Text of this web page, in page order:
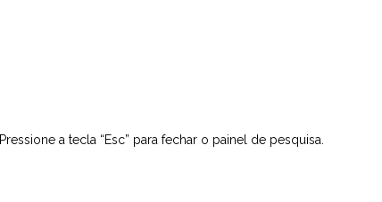
Pressione a tecla “Esc” para fechar o painel de pesquisa.